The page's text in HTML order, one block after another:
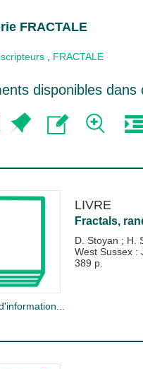
FRACTALE
FRACTALE
disponibles
LIVRE
Fractals,
D. Stoyan ; H.
West Sussex :
389 p.